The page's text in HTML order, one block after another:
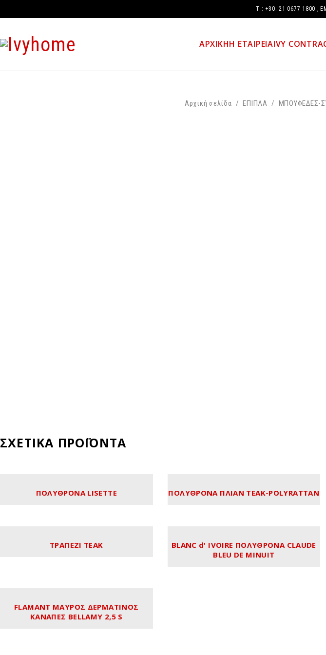
Τ : +30. 21 0677 1800 ,
ΑΡΧΙΚΗΗ ΕΤΑΙΡΕΙΑIVY
Αρχική σελίδα / ΕΠΙΠΛΑ / ΜΠΟΥΦΕΔΕΣ-
ΣΧΕΤΙΚΆ ΠΡΟΪΌΝΤΑ
ΠΟΛΥΘΡΟΝΑ LISETTE ΠΟΛΥΘΡΟΝΑ ΠΛΙΑΝ TEAK-POLYRATTAN
ΤΡΑΠΕΖΙ TEAK
BLANC d' IVOIRE ΠΟΛΥΘΡΟΝΑ CLAUDE
BLEU DE MINUIT
FLAMANT ΜΑΥΡΟΣ ΔΕΡΜΑΤΙΝΟΣ
ΚΑΝΑΠΕΣ BELLAMY 2,5 S